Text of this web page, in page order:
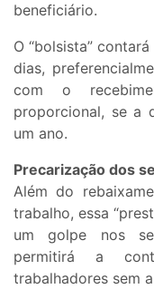
beneficiário.
O “bolsista”
dias,
com o
proporcional, se a
um ano.
Precarização dos
Além do
trabalho, essa
um golpe nos
permitirá a
trabalhadores sem